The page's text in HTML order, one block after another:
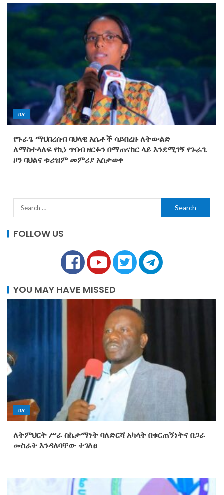
ዜና
የጉራጌ ማህበረሰብ ባህላዊ እሴቶች ሳይበረዙ ለትውልድ
ለማስተላለፍ የኪነ ጥበብ ዘርፉን በማጠናከር ላይ እንደሚገኝ የጉራጌ
ዞን ባህልና ቱሪዝም መምሪያ አስታወቀ
FOLLOW US
YOU MAY HAVE MISSED
ዜና
ለትምህርት ሥራ ስኬታማነት ባለድርሻ አካላት በቁርጠኝነትና በጋራ
መስራት እንዳለባቸው ተገለፀ